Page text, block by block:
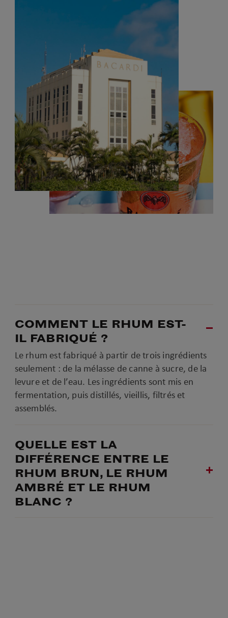
COMMENT LE RHUM EST-
IL FABRIQUÉ ?
Le rhum est fabriqué à partir de trois ingrédients
seulement : de la mélasse de canne à sucre, de la
levure et de l’eau. Les ingrédients sont mis en
fermentation, puis distillés, vieillis, filtrés et
assemblés.
QUELLE EST LA
DIFFÉRENCE ENTRE LE
RHUM BRUN, LE RHUM
AMBRÉ ET LE RHUM
BLANC ?